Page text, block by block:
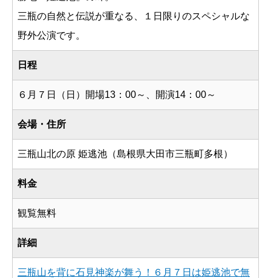
三瓶の自然と伝説が重なる、１日限りのスペシャルな
野外公演です。
日程
６月７日（日）開場13：00～、開演14：00～
会場・住所
三瓶山北の原 姫逃池（島根県大田市三瓶町多根）
料金
観覧無料
詳細
三瓶山を背に石見神楽が舞う！６月７日は姫逃池で無